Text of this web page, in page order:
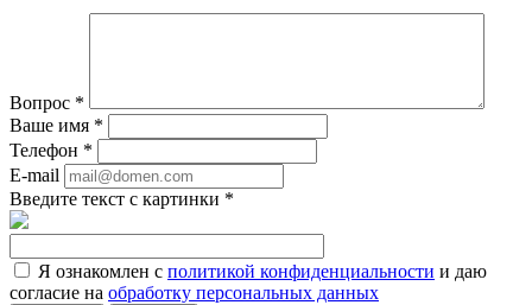
Вопрос *
Ваше имя *
Телефон *
E-mail
Введите текст с картинки *
Я ознакомлен с политикой конфиденциальности и даю
согласие на обработку персональных данных